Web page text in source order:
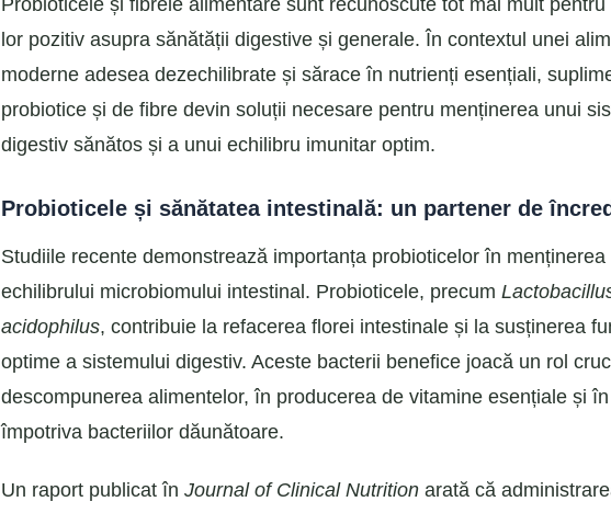
Probioticele și fibrele alimentare sunt recunoscute tot mai mult pentru
lor pozitiv asupra sănătății digestive și generale. În contextul unei
moderne adesea dezechilibrate și sărace în nutrienți esențiali,
probiotice și de fibre devin soluții necesare pentru menținerea unui
digestiv sănătos și a unui echilibru imunitar optim.
Probioticele și sănătatea intestinală: un partener de
Studiile recente demonstrează importanța probioticelor în menținerea
echilibrului microbiomului intestinal. Probioticele, precum
acidophilus, contribuie la refacerea florei intestinale și la susținerea
optime a sistemului digestiv. Aceste bacterii benefice joacă un rol
descompunerea alimentelor, în producerea de vitamine esențiale și
împotriva bacteriilor dăunătoare.
Un raport publicat în Journal of Clinical Nutrition arată că